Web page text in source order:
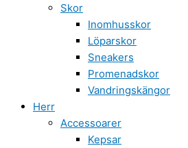
Skor
Inomhusskor
Löparskor
Sneakers
Promenadskor
Vandringskängor
Herr
Accessoarer
Kepsar